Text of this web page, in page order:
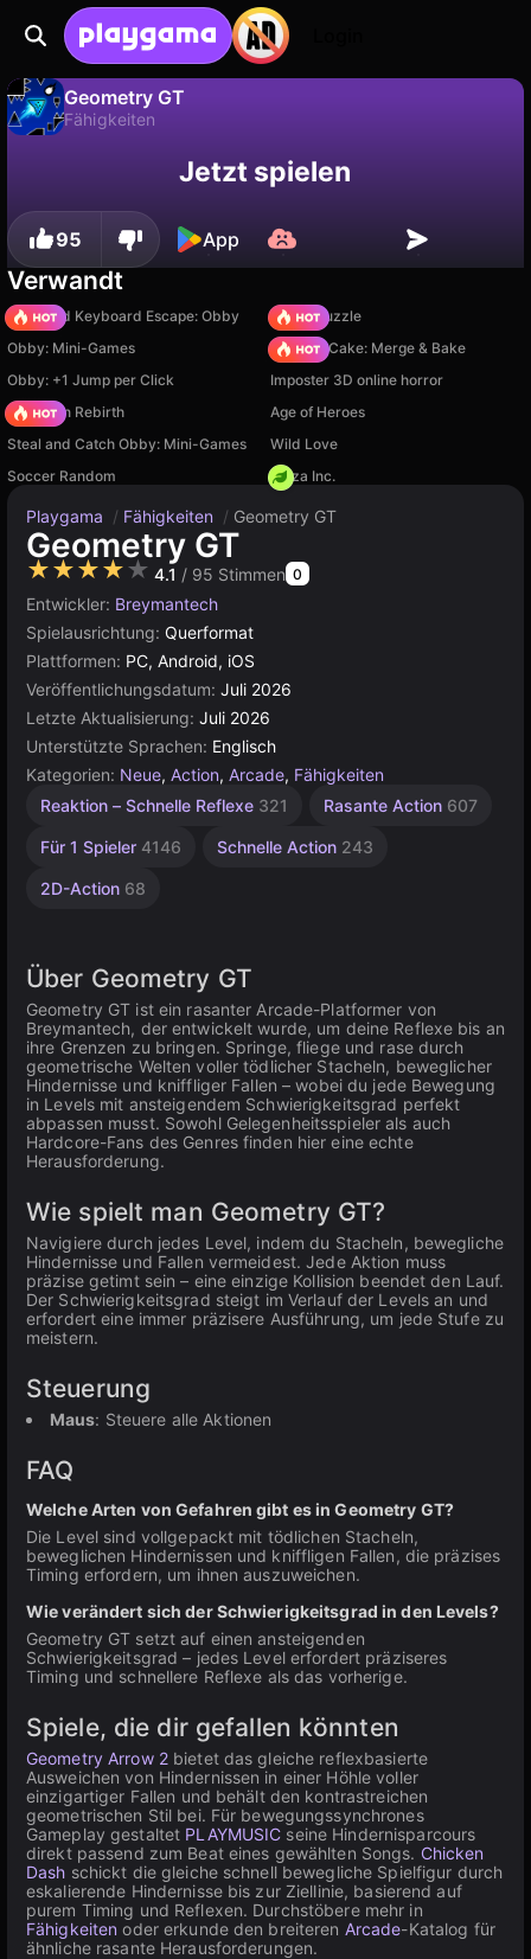
Geometry GT
Fähigkeiten
speichern!
Nein
Jetzt spielen
95 App
Verwandt
+1 Speed Keyboard Escape: Obby
Arrow Puzzle
Obby: Mini-Games
Piece of Cake: Merge & Bake
Obby: +1 Jump per Click
Imposter 3D online horror
Stickman Rebirth
Age of Heroes
Steal and Catch Obby: Mini-Games
Wild Love
Soccer Random
Pizza Inc.
Playgama / Fähigkeiten / Geometry GT
Geometry GT
★★★★★ 4.1 / 95 Stimmen 0
Entwickler: Breymantech
Spielausrichtung: Querformat
Plattformen: PC, Android, iOS
Veröffentlichungsdatum: Juli 2026
Letzte Aktualisierung: Juli 2026
Unterstützte Sprachen: Englisch
Kategorien: Neue, Action, Arcade, Fähigkeiten
Reaktion – Schnelle Reflexe 321 Rasante Action 607
Für 1 Spieler 4146 Schnelle Action 243
2D-Action 68
Über Geometry GT
Geometry GT ist ein rasanter Arcade-Platformer von
Breymantech, der entwickelt wurde, um deine Reflexe bis an
ihre Grenzen zu bringen. Springe, fliege und rase durch
geometrische Welten voller tödlicher Stacheln, beweglicher
Hindernisse und kniffliger Fallen – wobei du jede Bewegung
in Levels mit ansteigendem Schwierigkeitsgrad perfekt
abpassen musst. Sowohl Gelegenheitsspieler als auch
Hardcore-Fans des Genres finden hier eine echte
Herausforderung.
Wie spielt man Geometry GT?
Navigiere durch jedes Level, indem du Stacheln, bewegliche
Hindernisse und Fallen vermeidest. Jede Aktion muss
präzise getimt sein – eine einzige Kollision beendet den Lauf.
Der Schwierigkeitsgrad steigt im Verlauf der Levels an und
erfordert eine immer präzisere Ausführung, um jede Stufe zu
meistern.
Steuerung
Maus: Steuere alle Aktionen
FAQ
Welche Arten von Gefahren gibt es in Geometry GT?
Die Level sind vollgepackt mit tödlichen Stacheln,
beweglichen Hindernissen und kniffligen Fallen, die präzises
Timing erfordern, um ihnen auszuweichen.
Wie verändert sich der Schwierigkeitsgrad in den Levels?
Geometry GT setzt auf einen ansteigenden
Schwierigkeitsgrad – jedes Level erfordert präziseres
Timing und schnellere Reflexe als das vorherige.
Spiele, die dir gefallen könnten
Geometry Arrow 2bietet das gleiche reflexbasierte
Ausweichen von Hindernissen in einer Höhle voller
einzigartiger Fallen und behält den kontrastreichen
geometrischen Stil bei. Für bewegungssynchrones
Gameplay gestaltet PLAYMUSIC seine Hindernisparcours
direkt passend zum Beat eines gewählten Songs. Chicken
Dash schickt die gleiche schnell bewegliche Spielfigur durch
eskalierende Hindernisse bis zur Ziellinie, basierend auf
purem Timing und Reflexen. Durchstöbere mehr in
Fähigkeiten oder erkunde den breiteren Arcade-Katalog für
ähnliche rasante Herausforderungen.